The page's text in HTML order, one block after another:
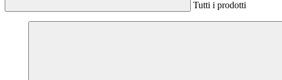
Tutti i prodotti